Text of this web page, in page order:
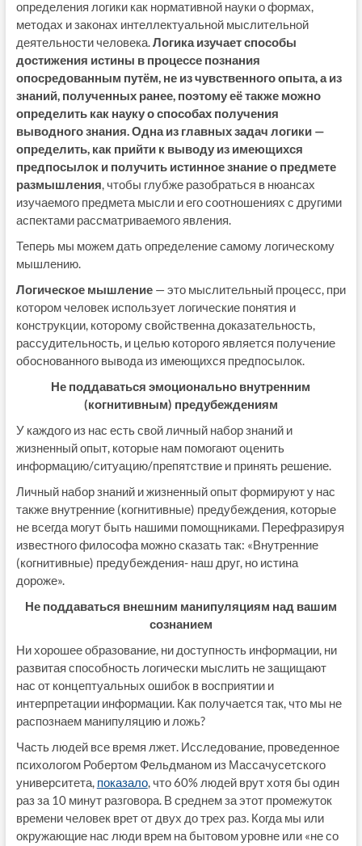
определения логики как нормативной науки о формах,
методах и законах интеллектуальной мыслительной
деятельности человека. Логика изучает способы
достижения истины в процессе познания
опосредованным путём, не из чувственного опыта, а из
знаний, полученных ранее, поэтому её также можно
определить как науку о способах получения
выводного знания. Одна из главных задач логики —
определить, как прийти к выводу из имеющихся
предпосылок и получить истинное знание о предмете
размышления , чтобы глубже разобраться в нюансах
изучаемого предмета мысли и его соотношениях с другими
аспектами рассматриваемого явления.
Теперь мы можем дать определение самому логическому
мышлению.
Логическое мышление— это мыслительный процесс, при
котором человек использует логические понятия и
конструкции, которому свойственна доказательность,
рассудительность, и целью которого является получение
обоснованного вывода из имеющихся предпосылок.
Не поддаваться эмоционально внутренним
(когнитивным) предубеждениям
У каждого из нас есть свой личный набор знаний и
жизненный опыт, которые нам помогают оценить
информацию/ситуацию/препятствие и принять решение.
Личный набор знаний и жизненный опыт формируют у нас
также внутренние (когнитивные) предубеждения, которые
не всегда могут быть нашими помощниками. Перефразируя
известного философа можно сказать так: «Внутренние
(когнитивные) предубеждения- наш друг, но истина
дороже».
Не поддаваться внешним манипуляциям над вашим
сознанием
Ни хорошее образование, ни доступность информации, ни
развитая способность логически мыслить не защищают
нас от концептуальных ошибок в восприятии и
интерпретации информации. Как получается так, что мы не
распознаем манипуляцию и ложь?
Часть людей все время лжет. Исследование, проведенное
психологом Робертом Фельдманом из Массачусетского
университета, показало, что 60% людей врут хотя бы один
раз за 10 минут разговора. В среднем за этот промежуток
времени человек врет от двух до трех раз. Когда мы или
окружающие нас люди врем на бытовом уровне или «не со